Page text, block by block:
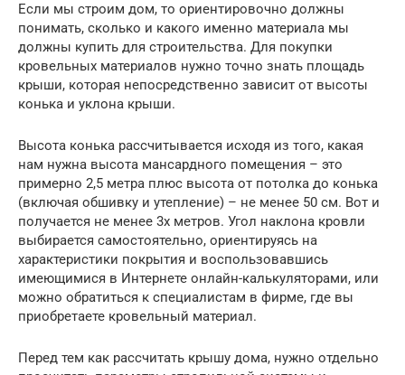
Если мы строим дом, то ориентировочно должны
понимать, сколько и какого именно материала мы
должны купить для строительства. Для покупки
кровельных материалов нужно точно знать площадь
крыши, которая непосредственно зависит от высоты
конька и уклона крыши.
Высота конька рассчитывается исходя из того, какая
нам нужна высота мансардного помещения – это
примерно 2,5 метра плюс высота от потолка до конька
(включая обшивку и утепление) – не менее 50 см. Вот и
получается не менее 3х метров. Угол наклона кровли
выбирается самостоятельно, ориентируясь на
характеристики покрытия и воспользовавшись
имеющимися в Интернете онлайн-калькуляторами, или
можно обратиться к специалистам в фирме, где вы
приобретаете кровельный материал.
Перед тем как рассчитать крышу дома, нужно отдельно